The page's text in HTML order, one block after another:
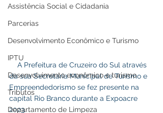
Assistência Social e Cidadania
Parcerias
Desenvolvimento Econômico e Turismo
IPTU
Desenvolvimento econômico e turismo
Tributos
Departamento de Limpeza
da sua Secretaria Municipal de Turismo e
Empreendedorismo se fez presente na
capital Rio Branco durante a Expoacre
2023.